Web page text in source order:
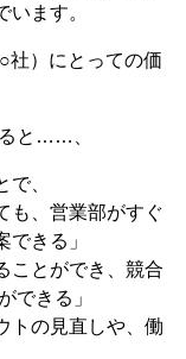
ます。
社）にとっての価
と……、
で、
も、営業部がすぐ
きる」
ことができ、競合
できる」
トの見直しや、働